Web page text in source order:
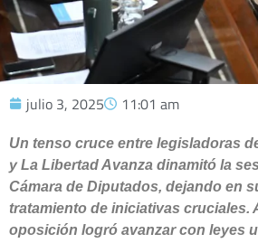
julio 3, 2025 11:01 am
Un tenso cruce entre legisladoras
y La Libertad Avanza dinamitó la
Cámara de Diputados, dejando en
tratamiento de iniciativas cruciales.
oposición logró avanzar con leyes